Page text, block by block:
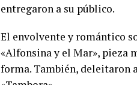
entregaron a su público.
El envolvente y romántico
«Alfonsina y el Mar», pieza
forma. También, deleitaron